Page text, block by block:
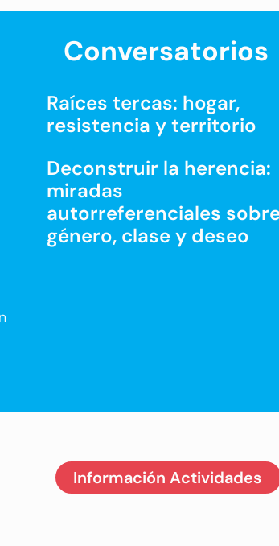
Conversatorios
Raíces tercas: hogar,
resistencia y territorio
Deconstruir la herencia:
miradas
autorreferenciales
género, clase y deseo
Información Actividades